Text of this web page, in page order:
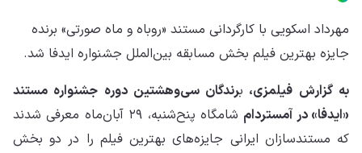
مهرداد اسکویی با کارگردانی مستند «روباه و ماه صورتی» برنده
جایزه بهترین فیلم بخش مسابقه بین‌الملل جشنواره ایدفا شد.
به گزارش فیلمزی، برندگان سی‌وهشتین دوره جشنواره مستند
«ایدفا» در آمستردام
شامگاه پنح‌شنبه، ۲۹ آبان‌ماه معرفی شدند
که مستندسازان ایرانی جایزه‌های بهترین فیلم را در دو بخش